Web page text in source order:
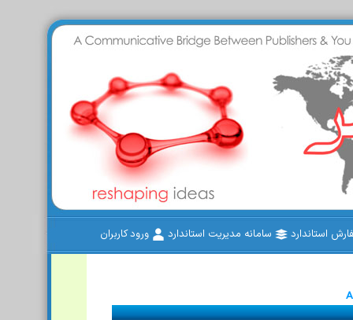
استاندارد سامانه مدیریت استاندارد ورود کاربران